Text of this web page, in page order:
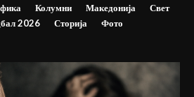
Колумни Македонија
Свет
2026
Сторија Фото